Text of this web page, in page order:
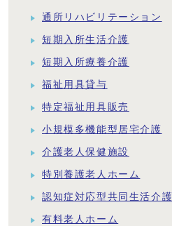
通所リハビリテーション
短期入所生活介護
短期入所療養介護
福祉用具貸与
特定福祉用具販売
小規模多機能型居宅介護
介護老人保健施設
特別養護老人ホーム
認知症対応型共同生活介護
有料老人ホーム